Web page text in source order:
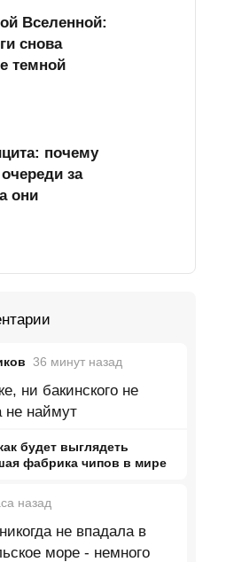
Вселенной:
снова
темной
почему
за
они
36 минут назад
ни бакинского не
не наймут
будет выглядеть
фабрика чипов в мире
назад
не впадала в
море - немного